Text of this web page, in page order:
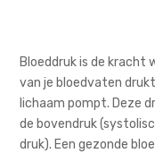
Bloeddruk is de kracht
van je bloedvaten
lichaam pompt. Deze
de bovendruk
druk). Een gezonde